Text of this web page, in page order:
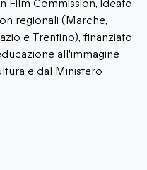
Film Commission, ideato
regionali (Marche,
e Trentino), finanziato
all'immagine
e dal Ministero